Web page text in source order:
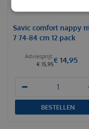
Savic comfort nappy
7 74-84 cm 12 pack
€ 15,95€ 14,95
BESTELLEN